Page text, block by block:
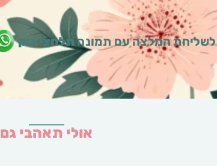
לשליחת המלצה עם תמונהתלחצי כאן
אולי תאהבי גם